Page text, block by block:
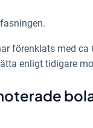
förenklats med ca
enligt tidigare